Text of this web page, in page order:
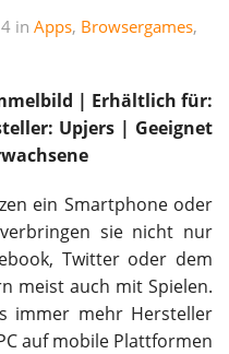
in Apps, Browsergames,
| Erhältlich für:
Upjers | Geeignet
ein Smartphone oder
sie nicht nur
Twitter oder dem
meist auch mit Spielen.
immer mehr Hersteller
auf mobile Plattformen